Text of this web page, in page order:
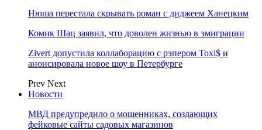
Нюша перестала скрывать роман с диджеем Ханецким
Комик Шац заявил, что доволен жизнью в эмиграции
Zivert допустила коллаборацию с рэпером Toxi$ и
анонсировала новое шоу в Петербурге
Prev Next
Новости
МВД предупредило о мошенниках, создающих
фейковые сайты садовых магазинов